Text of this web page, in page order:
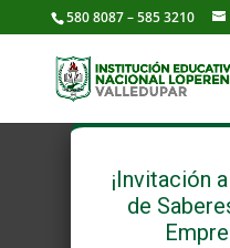
¡Invitación
de
580 8087 – 585 3210